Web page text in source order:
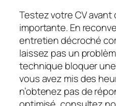
Testez votre CV
importante. En
entretien décroché
laissez pas un
technique bloquer
vous avez mis des
n’obtenez pas de